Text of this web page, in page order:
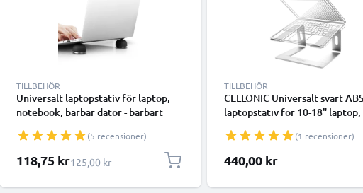
TILLBEHÖR
Universalt laptopstativ för laptop,
notebook, bärbar dator - bärbart
optimerar notebookens ventilation
(5 recensioner)
Specialpris
118,75 krOrdinarie pris
125,00 kr
TILLBEHÖR
CELLONIC Universalt svart
laptopstativ för 10-18" laptop,
datorstöd med vinkel -
optimerar notebookens
(1 recensioner)
440,00 kr